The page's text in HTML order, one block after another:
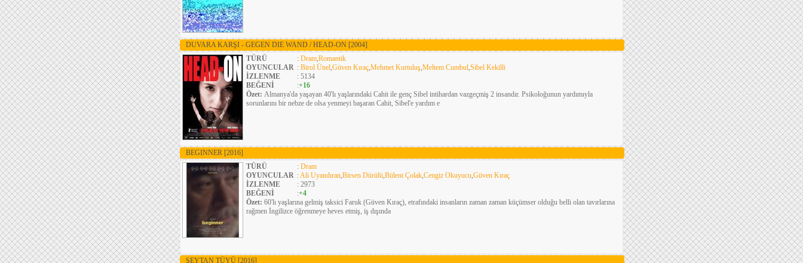
DUVARA KARŞI - GEGEN DIE WAND / HEAD-ON [2004]
TÜRÜ
: Dram,Romantik
OYUNCULAR : Birol Ünel,Güven Kıraç,Mehmet Kurtuluş,Meltem Cumbul,Sibel Kekilli
İZLENME
: 5134
BEĞENİ
:+16
Özet: Almanya'da yaşayan 40'lı yaşlarındaki Cahit ile genç Sibel intihardan vazgeçmiş 2 insandır. Psikoloğunun yardımıyla
sorunlarını bir nebze de olsa yenmeyi başaran Cahit, Sibel'e yardım e
BEGINNER [2016]
TÜRÜ
: Dram
OYUNCULAR :Ali Uyandıran,Birsen Dürülü,Bülent Çolak,Cengiz Okuyucu,Güven Kıraç
İZLENME
: 2973
BEĞENİ
:+4
Özet: 60'lı yaşlarına gelmiş taksici Faruk (Güven Kıraç), etrafındaki insanların zaman zaman küçümser olduğu belli olan tavırlarına
rağmen İngilizce öğrenmeye heves etmiş, iş dışında
ŞEYTAN TÜYÜ [2016]